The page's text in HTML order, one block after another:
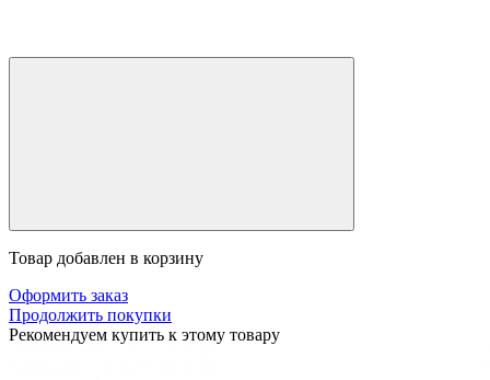
Товар добавлен в корзину
Оформить заказ
Продолжить покупки
Рекомендуем купить к этому товару